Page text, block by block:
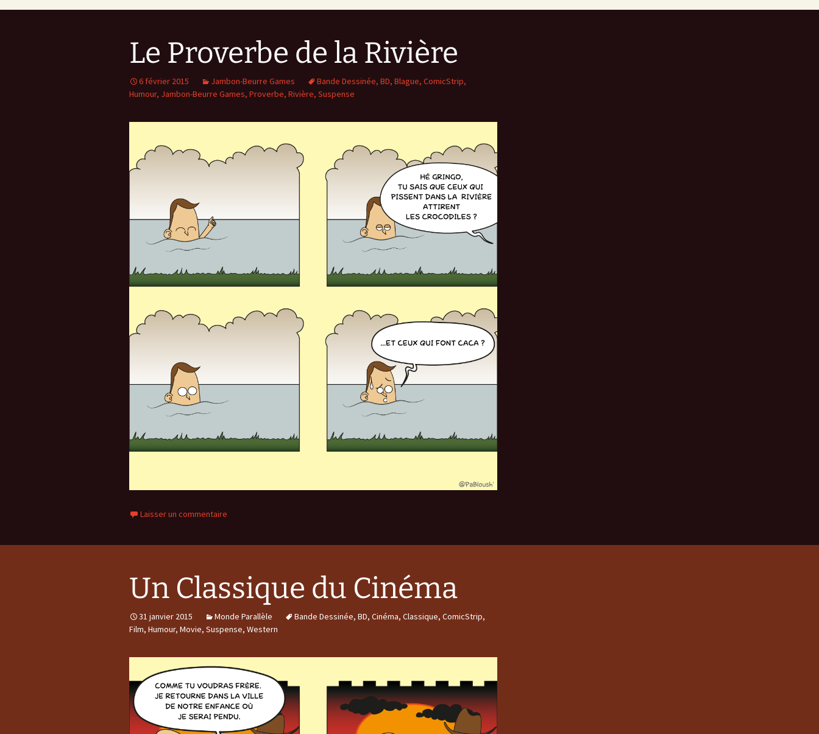
Le Proverbe de la Rivière
6 février 2015 Jambon-Beurre Games Bande Dessinée, BD, Blague, ComicStrip,
Humour, Jambon-Beurre Games, Proverbe, Rivière, Suspense
Laisser un commentaire
Un Classique du Cinéma
31 janvier 2015 Monde Parallèle Bande Dessinée, BD, Cinéma, Classique, ComicStrip,
Film, Humour, Movie, Suspense, Western